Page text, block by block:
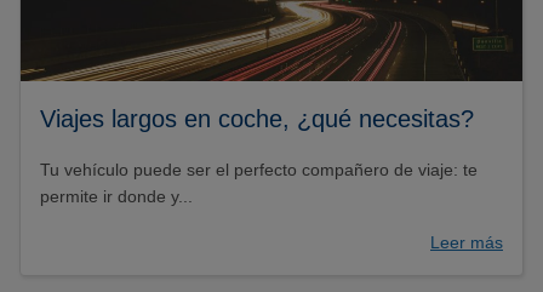
Viajes largos en coche, ¿qué necesitas?
Tu vehículo puede ser el perfecto compañero de viaje: te
permite ir donde y...
Leer más